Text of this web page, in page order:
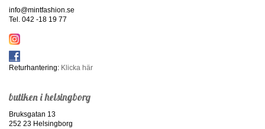
info@mintfashion.se
Tel. 042 -18 19 77
Returhantering: Klicka här
butiken i helsingborg
Bruksgatan 13
252 23 Helsingborg